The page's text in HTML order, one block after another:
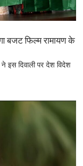
बजट फिल्म रामायण के
इस दिवाली पर देश विदेश